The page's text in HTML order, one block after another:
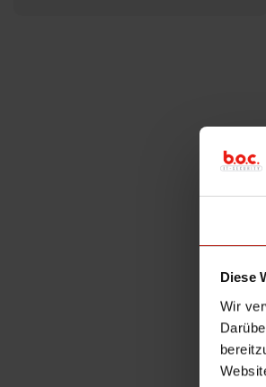
Diese
Wir